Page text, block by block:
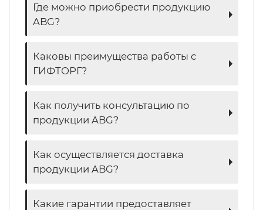
Где можно приобрести продукцию
ABG?
Каковы преимущества работы с
ГИФТОРГ?
Как получить консультацию по
продукции ABG?
Как осуществляется доставка
продукции ABG?
Какие гарантии предоставляет